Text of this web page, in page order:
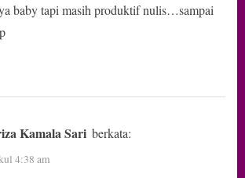
Bisa
baby tapi masih produktif nulis…sampai
Kamala Sari berkata:
4:38 am